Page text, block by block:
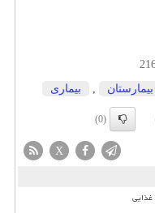
بیمارستان بیماری
(0)
X
غذایی